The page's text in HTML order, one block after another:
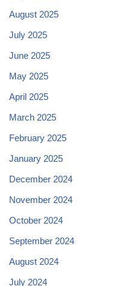
August 2025
July 2025
June 2025
May 2025
April 2025
March 2025
February 2025
January 2025
December 2024
November 2024
October 2024
September 2024
August 2024
July 2024